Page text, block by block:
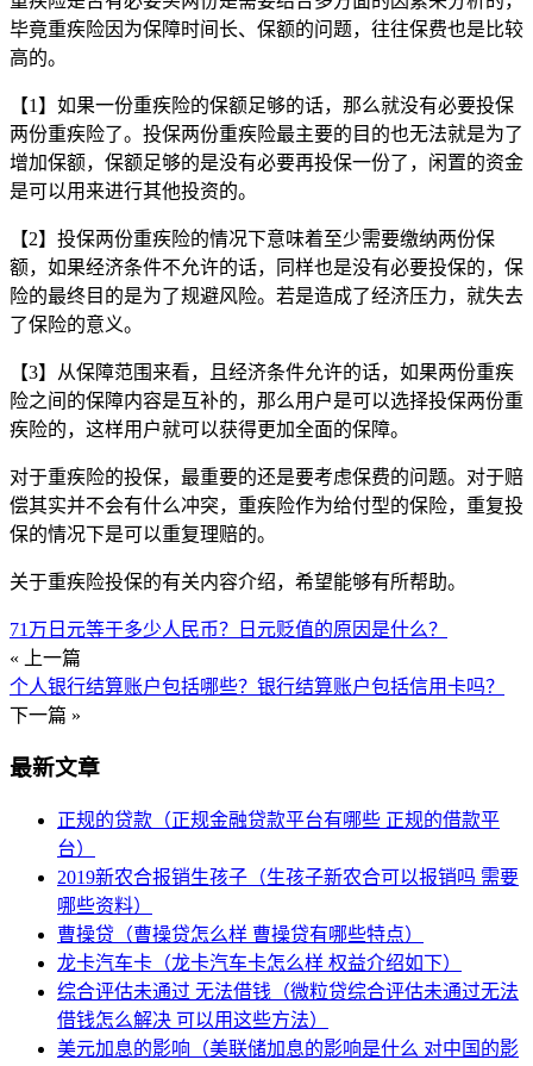
毕竟重疾险因为保障时间长、保额的问题，往往保费也是比较
高的。
【1】如果一份重疾险的保额足够的话，那么就没有必要投保
两份重疾险了。投保两份重疾险最主要的目的也无法就是为了
增加保额，保额足够的是没有必要再投保一份了，闲置的资金
是可以用来进行其他投资的。
【2】投保两份重疾险的情况下意味着至少需要缴纳两份保
额，如果经济条件不允许的话，同样也是没有必要投保的，保
险的最终目的是为了规避风险。若是造成了经济压力，就失去
了保险的意义。
【3】从保障范围来看，且经济条件允许的话，如果两份重疾
险之间的保障内容是互补的，那么用户是可以选择投保两份重
疾险的，这样用户就可以获得更加全面的保障。
对于重疾险的投保，最重要的还是要考虑保费的问题。对于赔
偿其实并不会有什么冲突，重疾险作为给付型的保险，重复投
保的情况下是可以重复理赔的。
关于重疾险投保的有关内容介绍，希望能够有所帮助。
71万日元等于多少人民币？日元贬值的原因是什么？
« 上一篇
个人银行结算账户包括哪些？银行结算账户包括信用卡吗？
下一篇 »
最新文章
正规的贷款（正规金融贷款平台有哪些 正规的借款平
台）
2019新农合报销生孩子（生孩子新农合可以报销吗 需要
哪些资料）
曹操贷（曹操贷怎么样 曹操贷有哪些特点）
龙卡汽车卡（龙卡汽车卡怎么样 权益介绍如下）
综合评估未通过 无法借钱（微粒贷综合评估未通过无法
借钱怎么解决 可以用这些方法）
美元加息的影响（美联储加息的影响是什么 对中国的影